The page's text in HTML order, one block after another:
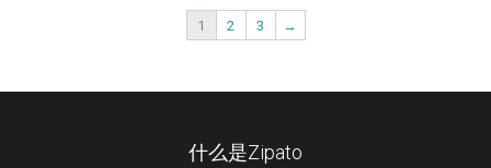
1 2 3 →
什么是Zipato